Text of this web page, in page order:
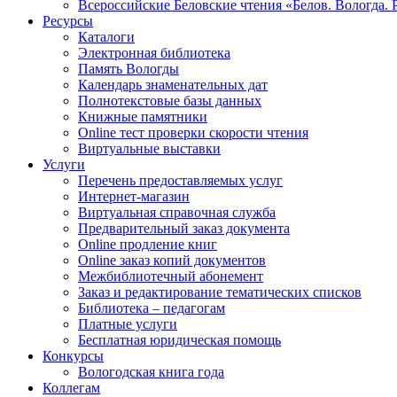
Всероссийские Беловские чтения «Белов. Вологда.
Ресурсы
Каталоги
Электронная библиотека
Память Вологды
Календарь знаменательных дат
Полнотекстовые базы данных
Книжные памятники
Online тест проверки скорости чтения
Виртуальные выставки
Услуги
Перечень предоставляемых услуг
Интернет-магазин
Виртуальная справочная служба
Предварительный заказ документа
Online продление книг
Online заказ копий документов
Межбиблиотечный абонемент
Заказ и редактирование тематических списков
Библиотека – педагогам
Платные услуги
Бесплатная юридическая помощь
Конкурсы
Вологодская книга года
Коллегам